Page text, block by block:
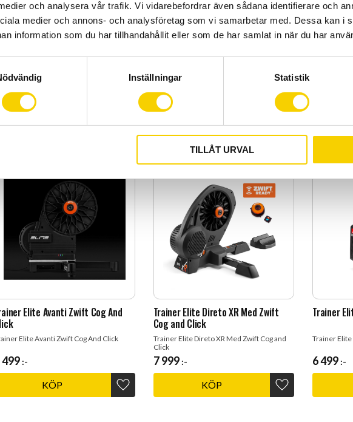
och analysera vår trafik. Vi vidarebefordrar även sådana identifierare och
medier och annons- och analysföretag som vi samarbetar med. Dessa kan i
information som du har tillhandahållit eller som de har samlat in när du har
Inställningar Statistik
TILLÅT URVAL
Insider Blå För Trainer |
Insider Blå För Trainer | 35-
399
Lägg till i favoriter
KÖP
Styrblock Elite Sterzo Mekanisk
Styrblock Elite Sterzo Mekanisk Version
499:-
Lägg till i
KÖP
Svettskydd
Elite Avanti Zwift Cog And
Elite Avanti Zwift Cog And Click
499:-
Lägg till i favoriter
KÖP
Trainer Elite Direto XR Med Zwift
Cog and Click
Trainer Elite Direto XR Med Zwift Cog and
Click
7 999:-
Lägg till i favoriter
KÖP
Trainer
Trainer Elite
6 499 :-